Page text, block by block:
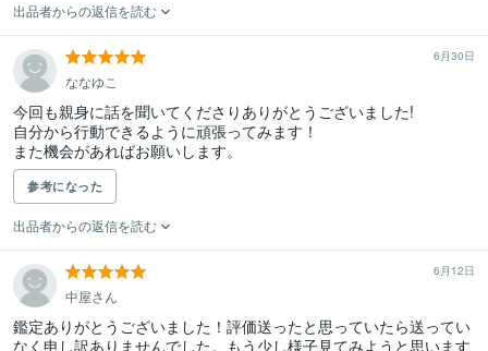
出品者からの返信を読む
6月30日
ななゆこ
今回も親身に話を聞いてくださりありがとうございました!
自分から行動できるように頑張ってみます！
また機会があればお願いします。
参考になった
出品者からの返信を読む
6月12日
中屋さん
鑑定ありがとうございました！評価送ったと思っていたら送ってい
なく申し訳ありませんでした。もう少し様子見てみようと思います